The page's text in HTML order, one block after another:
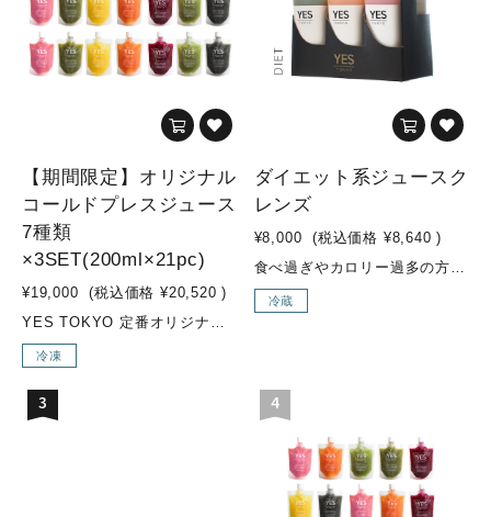
【期間限定】オリジナル
コールドプレスジュース
7種類
×3SET(200ml×21pc)
¥19,000 (税込価格 ¥20,520 )
YES TOKYO 定番オリジナルコールドプレスジュースに加え、季節限定メニューの『Attractive woman』『Brand New Day』を加えた【期間限定 7種類×3SET】【YES TOKYO オリジナルコールドプレスジュースとは...？】水・着色料・保存料などの添加物を一切使用せず、野菜・果物のみをコールドプレス製法でお搾りしたオリジナルジュースを、ご自宅でも気軽にお召し上がり頂けるように、冷凍してお届けします。【コールドプレス製法とは...？】コールドプレスとは熱を加えずに抽出する低音圧搾製法のことです。 そして、不溶性の食物繊維は除かれる為、胃腸への負担が少なく、吸収率も高まり栄養補給に優れています。様々なお野菜やフルーツを一度に効率よく摂取でき、お野菜不足の方はもちろん、お食事の代わりに置き換えるジュースクレンズ用として、お子様用ジュースとしてもオススメです。普段のお食事ではなかなか摂取しにくい栄養素も、YES TOKYOオリジナルコールドプレスジュースで取り入れ、食生活の見直しや健康や美容のサポートに繋げていきましょう！ こんな方にオススメ！・野菜不足の方・腸内環境改善・2DAYSクレンズを行いたい方 素材・成分■Brand New Day(SEASONAL)・リンゴ/パイナップル/小松菜/レモン/チャコール(竹炭)■Attractive woman(SEASONAL)・リンゴ/紫キャベツ/キャベツ/レモン■ZESTY・リンゴ/パイナップル/ショウガ■SUNRISE GLOW・ニンジン/パイナップル/ショウガ/グレープフルーツ■LUSH LIFE・小松菜/リンゴ/レモン■SUBLIME GREEN・ケール/パイナップル/オレンジ/キュウリ/レモン■LIQUID BEET・ビーツ/リンゴ/ショウガ/レモン内容量・オリジナルコールドプレスジュース：200ml×21pc※各種3pcずつ
冷凍
ダイエット系ジュースク
レンズ
¥8,000 (税込価格 ¥8,640 )
食べ過ぎやカロリー過多の方のためのダイエットプログラム緑の野菜(ケール、ホウレン草、セロリ等)をたっぷりと使用し、糖質控えめな果物やカロリーを控えめにしたジュースが入ったダイエット系セットです。“お野菜感”のある味のジュースが多く入っています。ジュースクレンズ経験の豊富な方や、ファスティング経験のある方、ダイエット中の方などにオススメです。 こんな方にオススメ！・ダイエット中にバランス良く栄養補給したい方・ジュースクレンズ上級者の方・ウェイトコントロールしたい方・緑の野菜（ケール、ホウレン草、セロリなど）を多く摂取したい方・糖質制限しつつ、日常的に不足した野菜の栄養素をより多く補給したい方 セット内容MOSS GREEN / GREEN GOODNESS / SEA SIDE / ENERGIZER / VENUSなどが入ります 内容量350ml×6本
冷蔵
3 4